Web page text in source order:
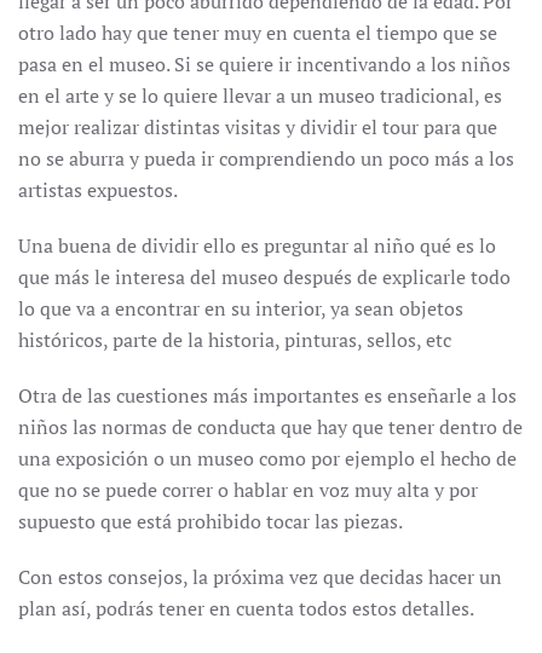
otro lado hay que tener muy en cuenta el tiempo que se
pasa en el museo. Si se quiere ir incentivando a los niños
en el arte y se lo quiere llevar a un museo tradicional, es
mejor realizar distintas visitas y dividir el tour para que
no se aburra y pueda ir comprendiendo un poco más a los
artistas expuestos.
Una buena de dividir ello es preguntar al niño qué es lo
que más le interesa del museo después de explicarle todo
lo que va a encontrar en su interior, ya sean objetos
históricos, parte de la historia, pinturas, sellos, etc
Otra de las cuestiones más importantes es enseñarle a los
niños las normas de conducta que hay que tener dentro de
una exposición o un museo como por ejemplo el hecho de
que no se puede correr o hablar en voz muy alta y por
supuesto que está prohibido tocar las piezas.
Con estos consejos, la próxima vez que decidas hacer un
plan así, podrás tener en cuenta todos estos detalles.